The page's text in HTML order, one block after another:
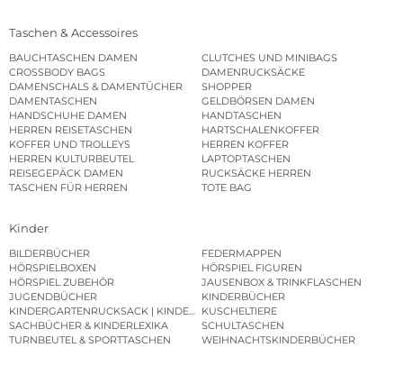
Taschen & Accessoires
BAUCHTASCHEN DAMEN
CLUTCHES UND MINIBAGS
CROSSBODY BAGS
DAMENRUCKSÄCKE
DAMENSCHALS & DAMENTÜCHER
SHOPPER
DAMENTASCHEN
GELDBÖRSEN DAMEN
HANDSCHUHE DAMEN
HANDTASCHEN
HERREN REISETASCHEN
HARTSCHALENKOFFER
KOFFER UND TROLLEYS
HERREN KOFFER
HERREN KULTURBEUTEL
LAPTOPTASCHEN
REISEGEPÄCK DAMEN
RUCKSÄCKE HERREN
TASCHEN FÜR HERREN
TOTE BAG
Kinder
BILDERBÜCHER
FEDERMAPPEN
HÖRSPIELBOXEN
HÖRSPIEL FIGUREN
HÖRSPIEL ZUBEHÖR
JAUSENBOX & TRINKFLASCHEN
JUGENDBÜCHER
KINDERBÜCHER
KINDERGARTENRUCKSACK | KINDERGARTENBEUTEL
KUSCHELTIERE
SACHBÜCHER & KINDERLEXIKA
SCHULTASCHEN
TURNBEUTEL & SPORTTASCHEN
WEIHNACHTSKINDERBÜCHER